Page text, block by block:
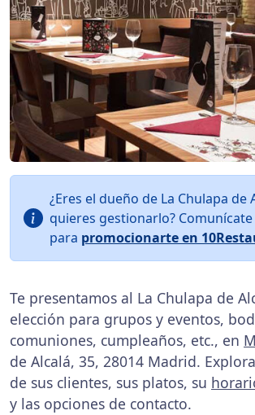
¿Eres el dueño de La Chulapa de
quieres gestionarlo?
para promocionarte en
Te presentamos al La Chulapa de
elección para grupos y eventos,
comuniones, cumpleaños, etc., en
de Alcalá, 35, 28014 Madrid.
de sus clientes, sus platos, su
y las opciones de contacto.